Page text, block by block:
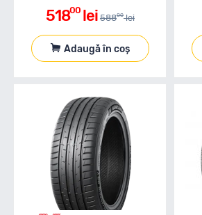
51800 lei 58800 lei
Adaugă în coș